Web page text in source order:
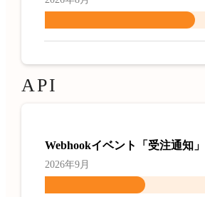
API
Webhookイベント「受注通知
2026年9月